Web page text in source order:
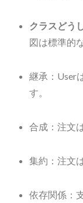
クラスどう
図は標準的
継承：User
す。
合成：注文
集約：注文
依存関係：